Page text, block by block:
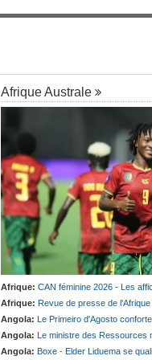
Afrique Australe
Afrique: CAN féminine 2026 - Les
Afrique: Revue de presse de
Angola: Le Primeiro d'Agosto conforte sa place
Angola: Le ministre des Ressources minérales
Angola: Boxe - Elder Liduema se
Afrique:Revue de